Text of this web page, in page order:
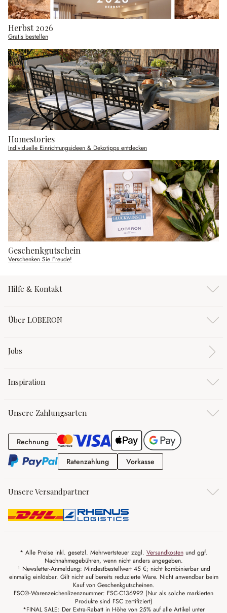
Herbst 2026
Gratis bestellen
Homestories
Individuelle Einrichtungsideen & Dekotipps entdecken
Geschenkgutschein
Verschenken Sie Freude!
Hilfe & Kontakt
Über LOBERON
Jobs
Inspiration
Unsere Zahlungsarten
RechnungRechnung
RatenzahlungRatenzahlung
Vorkasse
Unsere Versandpartner
* Alle Preise inkl. gesetzl. Mehrwertsteuer zzgl. Versandkostenund ggf.
Nachnahmegebühren, wenn nicht anders angegeben.
¹ Newsletter-Anmeldung: Mindestbestellwert 45 €; nicht kombinierbar und
einmalig einlösbar. Gilt nicht auf bereits reduzierte Ware. Nicht anwendbar beim
Kauf von Geschenkgutscheinen.
FSC®-Warenzeichenlizenznummer: FSC-C136992 (Nur als solche markierten
Produkte sind FSC zertifiziert)
*FINAL SALE: Der Extra-Rabatt in Höhe von 25% auf alle Artikel unter